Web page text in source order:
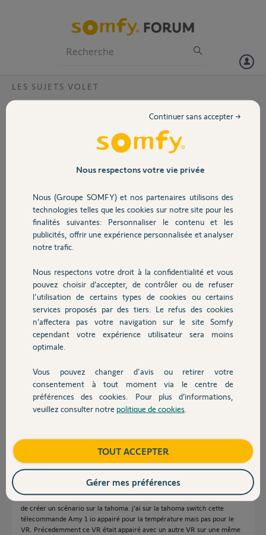
Volet
Sécurité
Domotique
Chauffage
Autres produits
Devis avec un pro
Contact
LES SUJETS VOLET
j'ai une télécommande Amy 1 io qui fonctionne avec un VR, j'ai sur la
, le VR et tahoma ne fonctionne pas, précédemment j'avais cette
Merci,
daniel B.
Participer au fil de discussion
Réponses
Pouvez-vous relire et reformuler votre question difficilement
compréhensible. Merci !
il y a 30 jours
Bonjour,
la télécommande Amy 1io a deux possibilités : l'ouverture fermeture du
VR (volet roulant) et le recueil de la température de la pièce, permettant
de créer un scénario sur la tahoma. j'ai sur la tahoma switch cette
télecommande Amy 1 io appairé pour la température mais pas pour le
VR. Précedemment ce VR était appairé avec un autre VR sur une même
Nous respectons votre vie privée
Nous (Groupe SOMFY) et nos partenaires utilisons des
technologies telles que les cookies sur notre site pour les
finalités suivantes: Personnaliser le contenu et les
publicités, offrir une expérience personnalisée et analyser
notre trafic.
Nous respectons votre droit à la confidentialité et vous
pouvez choisir d’accepter, de contrôler ou de refuser
l'utilisation de certains types de cookies ou certains
services proposés par des tiers. Le refus des cookies
n’affectera pas votre navigation sur le site Somfy
cependant votre expérience utilisateur sera moins
optimale.
Vous pouvez changer d'avis ou retirer votre
consentement à tout moment via le centre de
préférences des cookies. Pour plus d’informations,
veuillez consulter notre politique de cookies
Continuer sans accepter →
TOUT ACCEPTER
Gérer mes préférences